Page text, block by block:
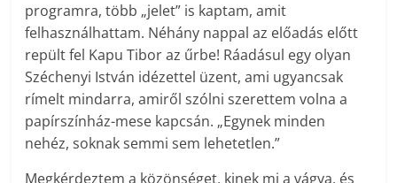
programra, több „jelet” is kaptam, amit
felhasználhattam. Néhány nappal az előadás előtt
repült fel Kapu Tibor az űrbe! Ráadásul egy olyan
Széchenyi István idézettel üzent, ami ugyancsak
rímelt mindarra, amiről szólni szerettem volna a
papírszínház-mese kapcsán. „Egynek minden
nehéz, soknak semmi sem lehetetlen.”
Megkérdeztem a közönséget, kinek mi a vágya, és